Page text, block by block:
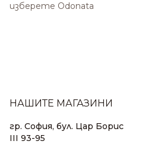
изберете Odonata
НАШИТЕ МАГАЗИНИ
гр. София, бул. Цар Борис
III 93-95